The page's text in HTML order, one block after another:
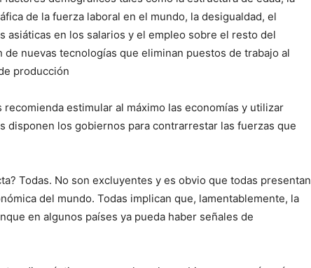
de la fuerza laboral en el mundo, la desigualdad, el
asiáticas en los salarios y el empleo sobre el resto del
nuevas tecnologías que eliminan puestos de trabajo al
producción
estimular al máximo las economías y utilizar
disponen los gobiernos para contrarrestar las fuerzas que
Todas. No son excluyentes y es obvio que todas presentan
del mundo. Todas implican que, lamentablemente, la
en algunos países ya pueda haber señales de